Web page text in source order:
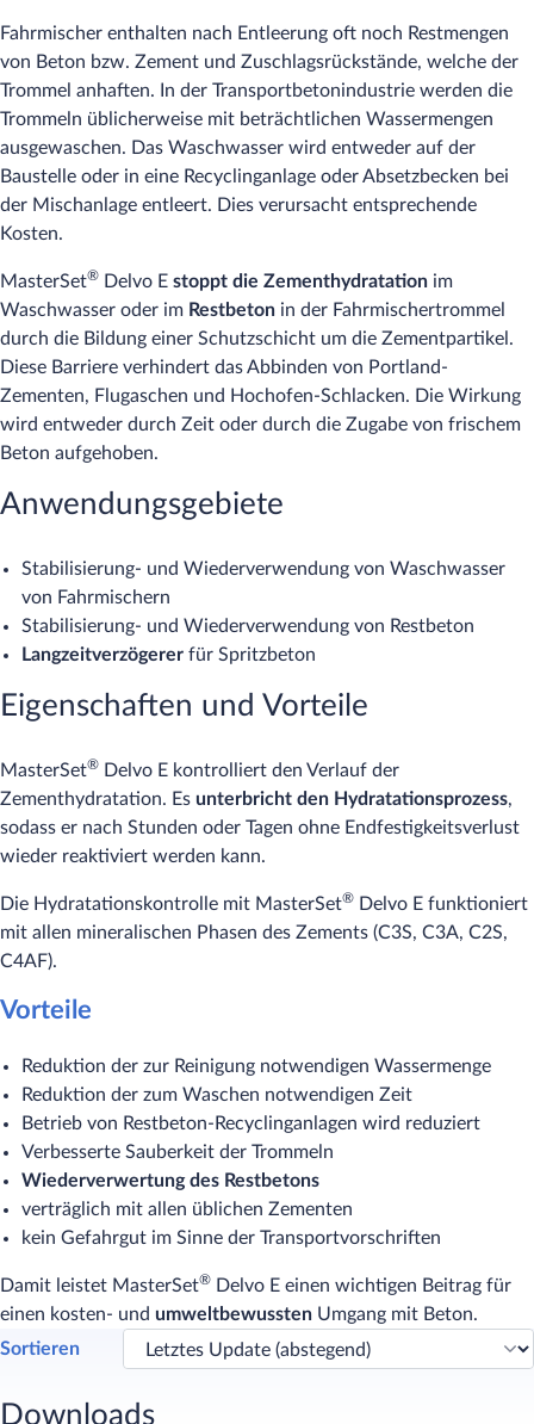
Fahrmischer enthalten nach Entleerung oft noch Restmengen
von Beton bzw. Zement und Zuschlagsrückstände, welche der
Trommel anhaften. In der Transportbetonindustrie werden die
Trommeln üblicherweise mit beträchtlichen Wassermengen
ausgewaschen. Das Waschwasser wird entweder auf der
Baustelle oder in eine Recyclinganlage oder Absetzbecken bei
der Mischanlage entleert. Dies verursacht entsprechende
Kosten.
MasterSet® Delvo E stoppt die Zementhydratation im
Waschwasser oder im Restbeton in der Fahrmischertrommel
durch die Bildung einer Schutzschicht um die Zementpartikel.
Diese Barriere verhindert das Abbinden von Portland-
Zementen, Flugaschen und Hochofen-Schlacken. Die Wirkung
wird entweder durch Zeit oder durch die Zugabe von frischem
Beton aufgehoben.
Anwendungsgebiete
Stabilisierung- und Wiederverwendung von Waschwasser
von Fahrmischern
Stabilisierung- und Wiederverwendung von Restbeton
Langzeitverzögerer für Spritzbeton
Eigenschaften und Vorteile
MasterSet® Delvo E kontrolliert den Verlauf der
Zementhydratation. Es unterbricht den Hydratationsprozess,
sodass er nach Stunden oder Tagen ohne Endfestigkeitsverlust
wieder reaktiviert werden kann.
Die Hydratationskontrolle mit MasterSet® Delvo E funktioniert
mit allen mineralischen Phasen des Zements (C3S, C3A, C2S,
C4AF).
Vorteile
Reduktion der zur Reinigung notwendigen Wassermenge
Reduktion der zum Waschen notwendigen Zeit
Betrieb von Restbeton-Recyclinganlagen wird reduziert
Verbesserte Sauberkeit der Trommeln
Wiederverwertung des Restbetons
verträglich mit allen üblichen Zementen
kein Gefahrgut im Sinne der Transportvorschriften
Damit leistet MasterSet® Delvo E einen wichtigen Beitrag für
einen kosten- und umweltbewussten Umgang mit Beton.
Sortieren
Downloads